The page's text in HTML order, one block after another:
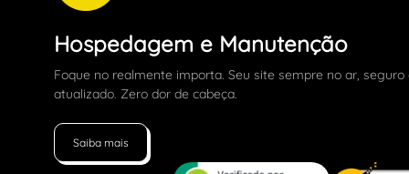
Hospedagem e Manutenção
Foque no realmente importa. Seu site sempre no ar, seguro
atualizado. Zero dor de cabeça.
Saiba mais